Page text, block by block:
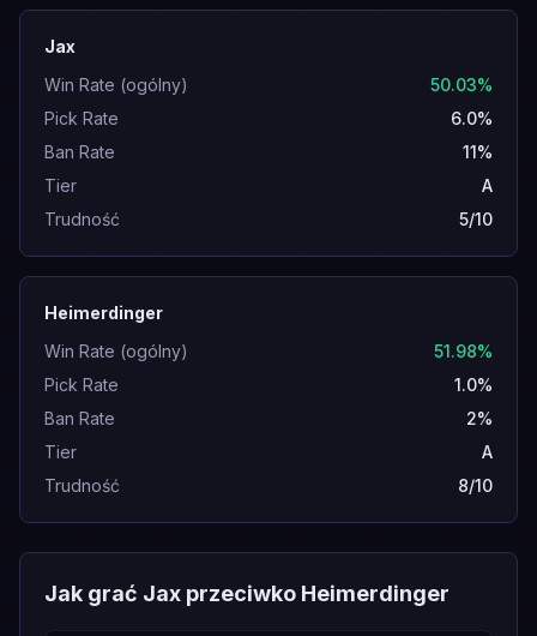
Jax
Win Rate (ogólny)
50.03%
Pick Rate
6.0%
Ban Rate
11%
Tier
A
Trudność
5/10
Heimerdinger
Win Rate (ogólny)
51.98%
Pick Rate
1.0%
Ban Rate
2%
Tier
A
Trudność
8/10
Jak grać Jax przeciwko Heimerdinger